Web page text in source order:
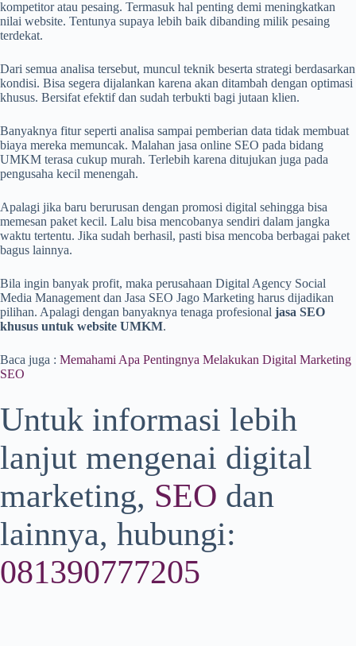
kompetitor atau pesaing. Termasuk hal penting demi meningkatkan
nilai website. Tentunya supaya lebih baik dibanding milik pesaing
terdekat.
Dari semua analisa tersebut, muncul teknik beserta strategi berdasarkan
kondisi. Bisa segera dijalankan karena akan ditambah dengan optimasi
khusus. Bersifat efektif dan sudah terbukti bagi jutaan klien.
Banyaknya fitur seperti analisa sampai pemberian data tidak membuat
biaya mereka memuncak. Malahan jasa online SEO pada bidang
UMKM terasa cukup murah. Terlebih karena ditujukan juga pada
pengusaha kecil menengah.
Apalagi jika baru berurusan dengan promosi digital sehingga bisa
memesan paket kecil. Lalu bisa mencobanya sendiri dalam jangka
waktu tertentu. Jika sudah berhasil, pasti bisa mencoba berbagai paket
bagus lainnya.
Bila ingin banyak profit, maka perusahaan Digital Agency Social
Media Management dan Jasa SEO Jago Marketing harus dijadikan
pilihan. Apalagi dengan banyaknya tenaga profesional jasa SEO
khusus untuk website UMKM.
Baca juga : Memahami Apa Pentingnya Melakukan Digital Marketing
SEO
Untuk informasi lebih
lanjut mengenai digital
marketing, SEO dan
lainnya, hubungi:
081390777205